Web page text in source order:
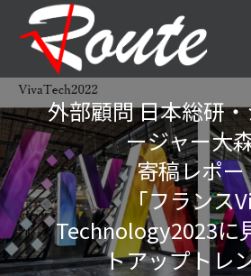
外部顧問 日本総研
ージャー大
寄稿レポー
「フランス
Technology2023に
トアップトレ